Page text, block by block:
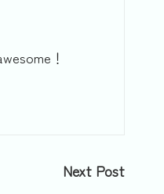
！
Next Post